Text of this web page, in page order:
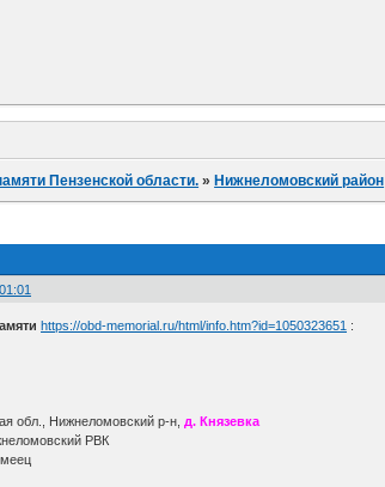
Пензенской области. » Нижнеломовский район
https://obd-memorial.ru/html/info.htm?id=1050323651 :
обл., Нижнеломовский р-н, д. Князевка
РВК